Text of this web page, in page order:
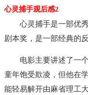
心灵捕手观后感2
心灵捕手是一部优
剧本奖，是一部经典的
电影主要讲述了一
童年饱受欺凌，但他在
能轻易解开由麻省理工